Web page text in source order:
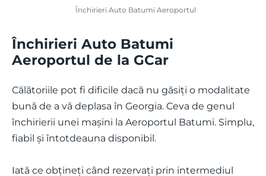
Închirieri Auto Batumi Aeroportul
Închirieri Auto Batumi
Aeroportul de la GCar
Călătoriile pot fi dificile dacă nu găsiți o modalitate
bună de a vă deplasa în Georgia. Ceva de genul
închirierii unei mașini la Aeroportul Batumi. Simplu,
fiabil și întotdeauna disponibil.
Iată ce obțineți când rezervați prin intermediul